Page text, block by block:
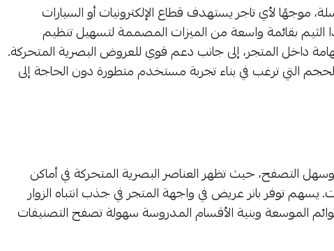
موجهًا لأي تاجر يستهدف قطاع الإلكترونيات أو السيارات
بقائمة واسعة من الميزات المصممة لتسهيل تنظيم
داخل المتجر، إلى جانب دعم قوي للعروض البصرية المتحركة.
التي ترغب في بناء تجربة مستخدم متطورة دون الحاجة إلى
التصفح، حيث تظهر العناصر البصرية المتحركة في أماكن
توفر بانر عريض في واجهة المتجر في جذب انتباه الزوار
الموسعة وبنية الأقسام المدروسة سهولة تصفح التصنيفات